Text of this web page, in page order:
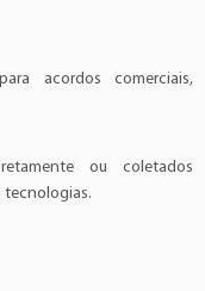
acordos comerciais,
ou coletados
tecnologias.